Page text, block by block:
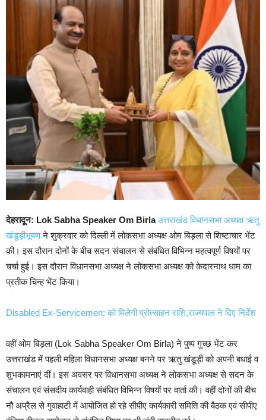
देहरादून: Lok Sabha Speaker Om Birla उत्तराखंड विधानसभा अध्यक्ष ऋतु
खंडूड़ीभूषणने शुक्रवार को दिल्ली में लोकसभा अध्यक्ष ओम बिड़ला से शिष्टाचार भेंट
की। इस दौरान दोनों के बीच सदन संचालन से संबंधित विभिन्न महत्वपूर्ण विषयों पर
चर्चा हुई। इस दौरान विधानसभा अध्यक्ष ने लोकसभा अध्यक्ष को केदारनाथ धाम का
प्रतीक चिन्ह भेंट किया।
Disabled Ex-Servicemen: को मिलेगी प्रोत्साहन राशि,राज्यपाल ने दिए निर्देश
वहीं ओम बिड़ला (Lok Sabha Speaker Om Birla) ने पुष्प गुच्छ भेंट कर
उत्तराखंड में पहली महिला विधानसभा अध्यक्ष बनने पर ऋतु खंडूड़ी को अपनी बधाई व
शुभकामनाएं दींं। इस अवसर पर विधानसभा अध्यक्ष ने लोकसभा अध्यक्ष से सदन के
संचालन एवं संसदीय कार्यवाही संबंधित विभिन्न विषयों पर वार्ता की। वहीं दोनों की बीच
नौ अप्रैल से गुवाहाटी में आयोजित हो रहे सीपीए कार्यकारी समिति की बैठक एवं सीपीए